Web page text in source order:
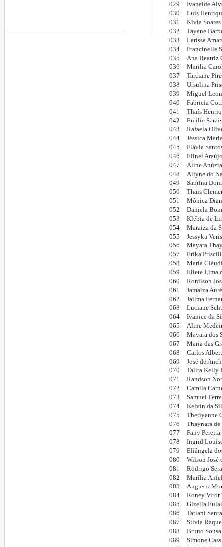
029
Ivaneide
030
Luis
031
Kívia
032
Tayane
033
Larissa
034
Francinelle
035
Ana Beatriz
036
Marilia
037
Tarciane
038
Ursulina
039
Miguel
040
Fabricia
041
Thaís
042
Emilie
043
Rafaela
044
Jéssica
045
Flávia
046
Elineí
047
Aline
048
Allyne do
049
Sabrina
050
Thais
051
Mônica
052
Daniela
053
Klébia de
054
Maraiza da
055
Jessyka
056
Mayara
057
Erika
058
Maria
059
Eliete Lima
060
Ronilson
061
Jamaiza
062
Jailma
063
Luciane
064
Ivanice da
065
Aline
066
Mayara dos
067
Maria das
068
Carlos
069
José de
070
Talita Kelly
071
Randson
072
Camila
073
Samuel
074
Kelvin da
075
Therlyanne
076
Thaynara de
077
Fany Pereira
078
Ingrid
079
Eliângela
080
Wilson José
081
Rodrigo
082
Marília
083
Augusto
084
Roney Vitor
085
Gizella
086
Tatiani
087
Silvia
088
Bruno
089
Simone